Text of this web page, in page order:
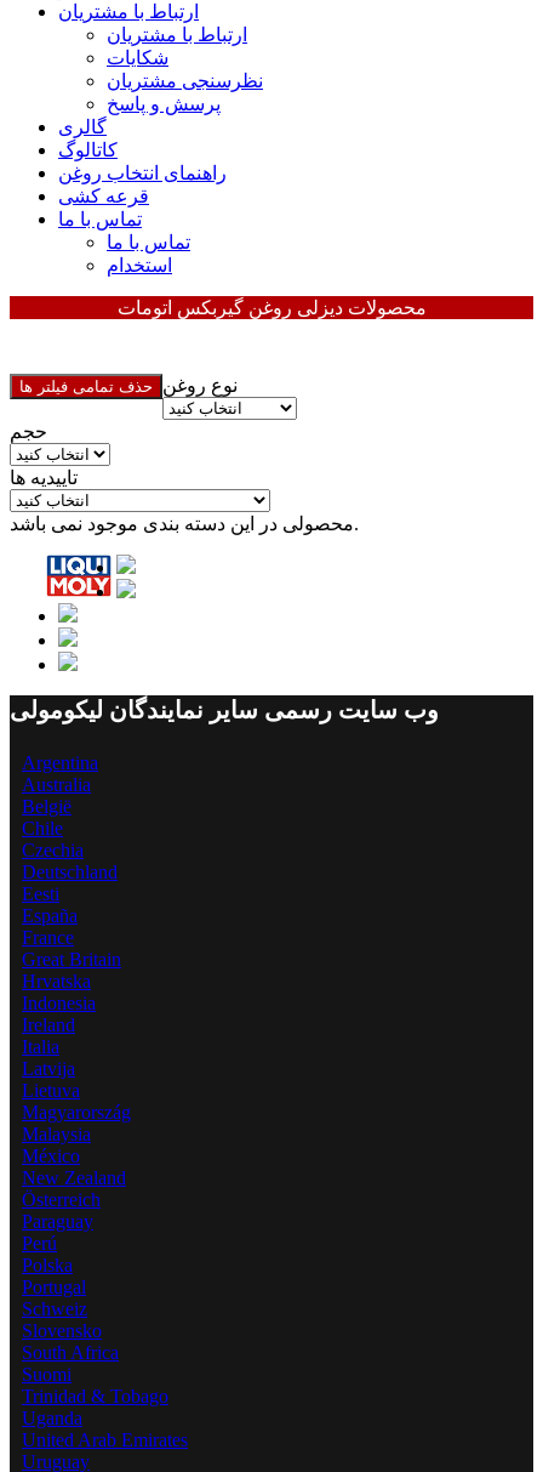
ارتباط با مشتریان
ارتباط با مشتریان
شکایات
نظرسنجی مشتریان
پرسش و پاسخ
گالری
کاتالوگ
راهنمای انتخاب روغن
قرعه کشی
تماس با ما
تماس با ما
استخدام
محصولات دیزلی روغن گیربکس اتومات
حذف تمامی فیلتر ها نوع روغن
حجم
تاییدیه ها
محصولی در این دسته بندی موجود نمی باشد.
وب سایت رسمی سایر نمایندگان لیکومولی
Argentina
Australia
België
Chile
Czechia
Deutschland
Eesti
España
France
Great Britain
Hrvatska
Indonesia
Ireland
Italia
Latvija
Lietuva
Magyarország
Malaysia
México
New Zealand
Österreich
Paraguay
Perú
Polska
Portugal
Schweiz
Slovensko
South Africa
Suomi
Trinidad & Tobago
Uganda
United Arab Emirates
Uruguay